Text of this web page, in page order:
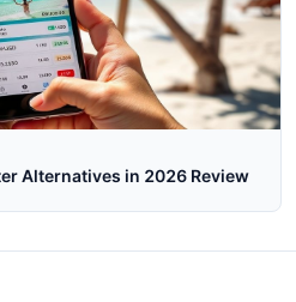
Alternatives in 2026 Review